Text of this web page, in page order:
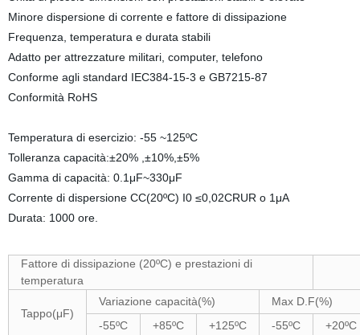
Minore dispersione di corrente e fattore di dissipazione
Frequenza, temperatura e durata stabili
Adatto per attrezzature militari, computer, telefono
Conforme agli standard IEC384-15-3 e GB7215-87
Conformità RoHS
Temperatura di esercizio: -55 ~125ºC
Tolleranza capacità:±20% ,±10%,±5%
Gamma di capacità: 0.1μF~330μF
Corrente di dispersione CC(20ºC) I0 ≤0,02CRUR o 1μA
Durata: 1000 ore.
Fattore di dissipazione (20ºC) e prestazioni di
temperatura
Tappo(μF)
Variazione capacità(%)
Max D.F(%)
-55ºC
+85ºC +125ºC -55ºC +20ºC